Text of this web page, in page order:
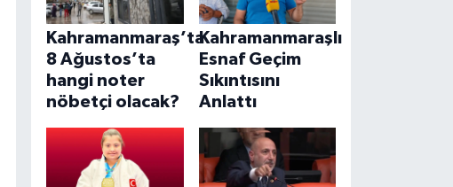
Kahramanmaraş’ta
8 Ağustos’ta
hangi noter
nöbetçi olacak?
Kahramanmaraşlı
Esnaf Geçim
Sıkıntısını
Anlattı